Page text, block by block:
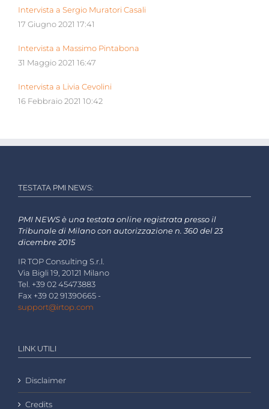
Intervista a Sergio Muratori Casali
17 Giugno 2021 17:41
Intervista a Massimo Pintabona
31 Maggio 2021 16:47
Intervista a Livia Cevolini
16 Febbraio 2021 10:42
TESTATA PMI NEWS:
PMI NEWS è una testata online registrata presso il
Tribunale di Milano con autorizzazione n. 360 del 23
dicembre 2015
IR TOP Consulting S.r.l.
Via Bigli 19, 20121 Milano
Tel. +39 02 45473883
Fax +39 02 91390665 -
support@irtop.com
LINK UTILI
Disclaimer
Credits